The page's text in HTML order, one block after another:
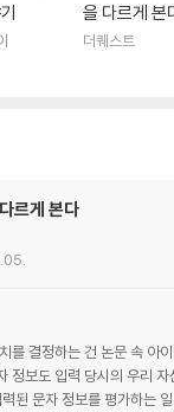
을 다르게 본
더퀘스트
르게 본다
를 결정하는 건 논문 속 아
정보도 입력 당시의 우리
된 문자 정보를 평가하는